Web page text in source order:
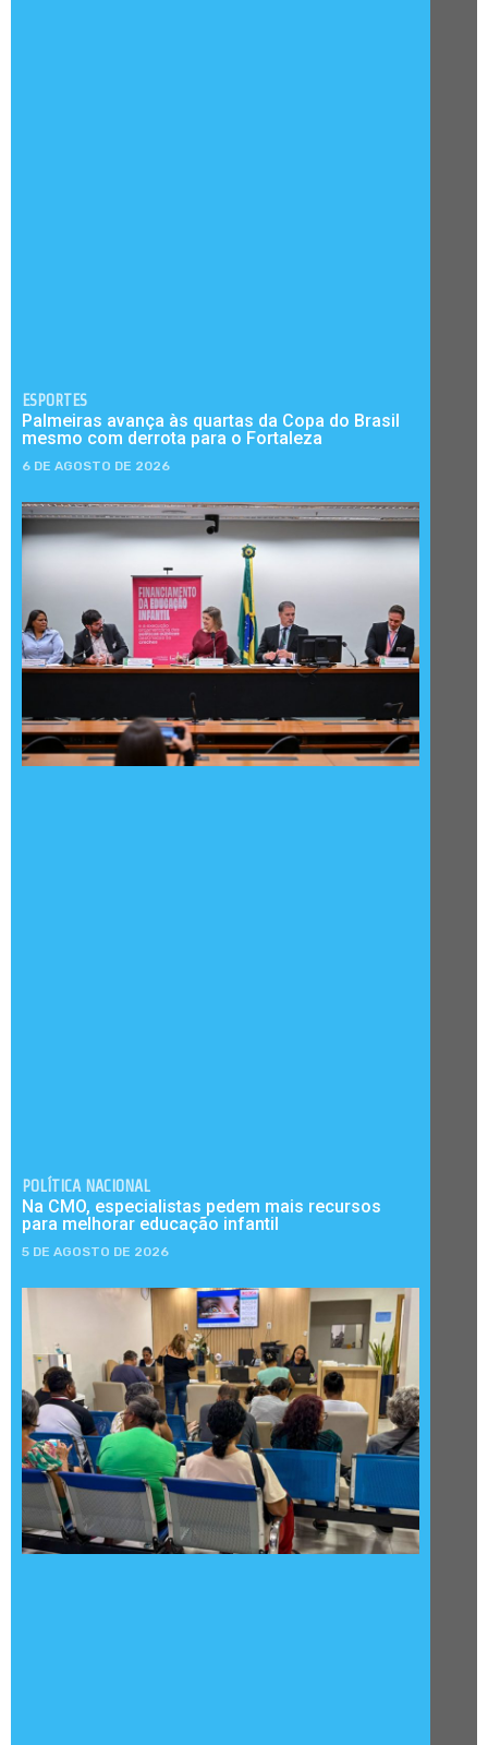
ESPORTES
Palmeiras avança às quartas da Copa do Brasil
mesmo com derrota para o Fortaleza
6 DE AGOSTO DE 2026
POLÍTICA NACIONAL
Na CMO, especialistas pedem mais recursos
para melhorar educação infantil
5 DE AGOSTO DE 2026